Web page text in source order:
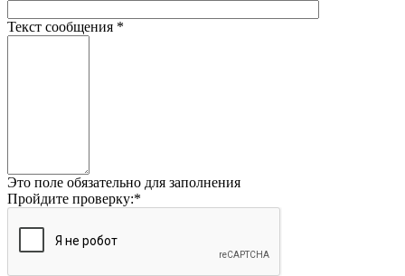
Текст сообщения *
Это поле обязательно для заполнения
Пройдите проверку:*